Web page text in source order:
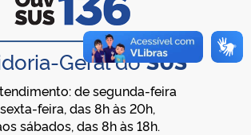
Geral doSUS
de segunda-feira
feira, das 8h às 20h,
sábados, das 8h às 18h.